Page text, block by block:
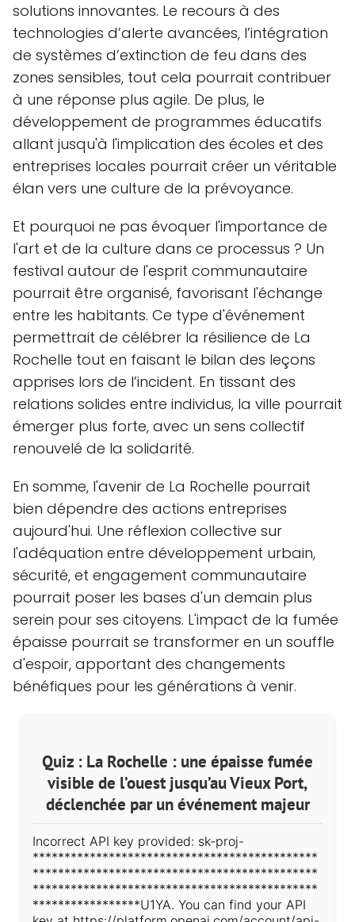
solutions innovantes. Le recours à des
technologies d’alerte avancées, l’intégration
de systèmes d’extinction de feu dans des
zones sensibles, tout cela pourrait contribuer
à une réponse plus agile. De plus, le
développement de programmes éducatifs
allant jusqu'à l'implication des écoles et des
entreprises locales pourrait créer un véritable
élan vers une culture de la prévoyance.
Et pourquoi ne pas évoquer l'importance de
l'art et de la culture dans ce processus ? Un
festival autour de l'esprit communautaire
pourrait être organisé, favorisant l'échange
entre les habitants. Ce type d'événement
permettrait de célébrer la résilience de La
Rochelle tout en faisant le bilan des leçons
apprises lors de l’incident. En tissant des
relations solides entre individus, la ville pourrait
émerger plus forte, avec un sens collectif
renouvelé de la solidarité.
En somme, l'avenir de La Rochelle pourrait
bien dépendre des actions entreprises
aujourd'hui. Une réflexion collective sur
l'adéquation entre développement urbain,
sécurité, et engagement communautaire
pourrait poser les bases d'un demain plus
serein pour ses citoyens. L'impact de la fumée
épaisse pourrait se transformer en un souffle
d'espoir, apportant des changements
bénéfiques pour les générations à venir.
Quiz : La Rochelle : une épaisse fumée
visible de l’ouest jusqu’au Vieux Port,
déclenchée par un événement majeur
Incorrect API key provided: sk-proj-
*********************************************
*********************************************
*********************************************
*****************U1YA. You can find your API